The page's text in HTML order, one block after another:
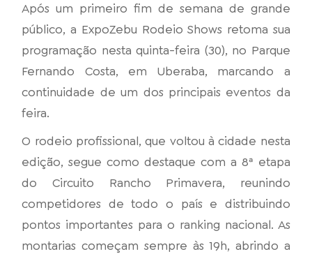
Após um primeiro fim de semana de grande
público, a ExpoZebu Rodeio Shows retoma sua
programação nesta quinta-feira (30), no Parque
Fernando Costa, em Uberaba, marcando a
continuidade de um dos principais eventos da
feira.
O rodeio profissional, que voltou à cidade nesta
edição, segue como destaque com a 8ª etapa
do Circuito Rancho Primavera, reunindo
competidores de todo o país e distribuindo
pontos importantes para o ranking nacional. As
montarias começam sempre às 19h, abrindo a